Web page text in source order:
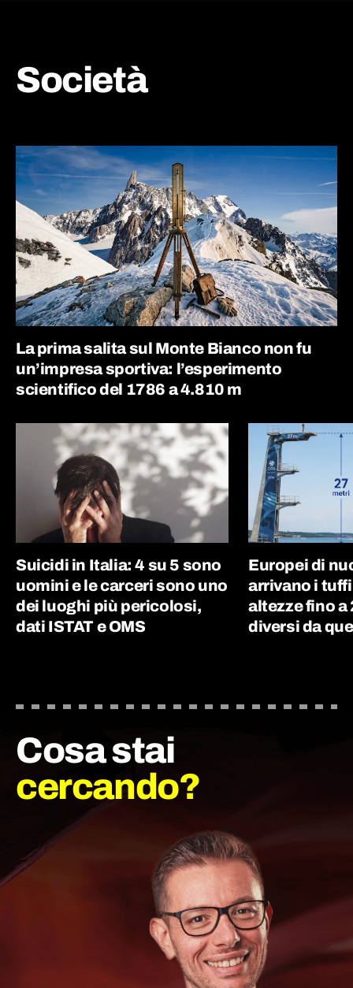
Società
La prima salita sul Monte Bianco non fu
un’impresa sportiva: l’esperimento
scientifico del 1786 a 4.810 m
Suicidi in Italia: 4 su 5 sono
uomini e le carceri sono uno
dei luoghi più pericolosi,
dati ISTAT e OMS
Europei di
arrivano i
altezze fino a
diversi da
Cosa stai
cercando?